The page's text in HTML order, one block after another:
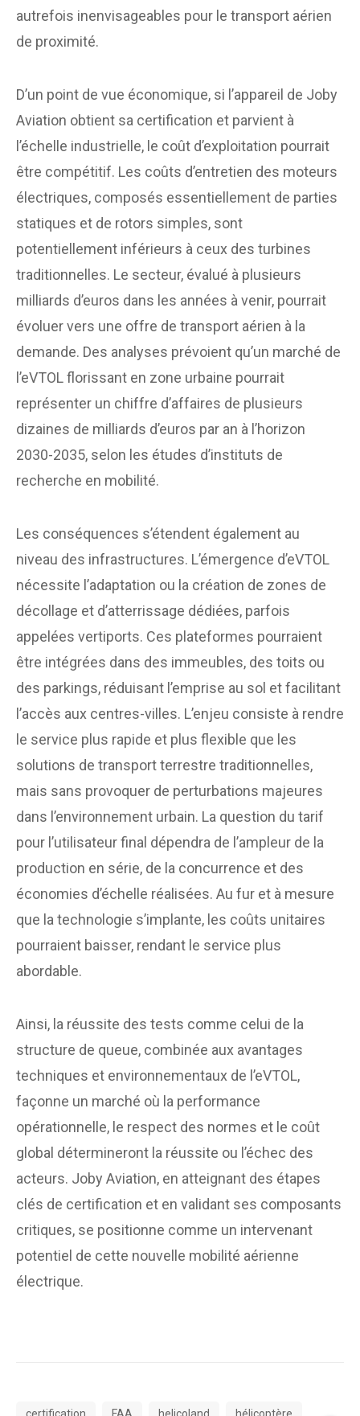
autrefois inenvisageables pour le transport aérien
de proximité.
D’un point de vue économique, si l’appareil de Joby
Aviation obtient sa certification et parvient à
l’échelle industrielle, le coût d’exploitation pourrait
être compétitif. Les coûts d’entretien des moteurs
électriques, composés essentiellement de parties
statiques et de rotors simples, sont
potentiellement inférieurs à ceux des turbines
traditionnelles. Le secteur, évalué à plusieurs
milliards d’euros dans les années à venir, pourrait
évoluer vers une offre de transport aérien à la
demande. Des analyses prévoient qu’un marché de
l’eVTOL florissant en zone urbaine pourrait
représenter un chiffre d’affaires de plusieurs
dizaines de milliards d’euros par an à l’horizon
2030-2035, selon les études d’instituts de
recherche en mobilité.
Les conséquences s’étendent également au
niveau des infrastructures. L’émergence d’eVTOL
nécessite l’adaptation ou la création de zones de
décollage et d’atterrissage dédiées, parfois
appelées vertiports. Ces plateformes pourraient
être intégrées dans des immeubles, des toits ou
des parkings, réduisant l’emprise au sol et facilitant
l’accès aux centres-villes. L’enjeu consiste à rendre
le service plus rapide et plus flexible que les
solutions de transport terrestre traditionnelles,
mais sans provoquer de perturbations majeures
dans l’environnement urbain. La question du tarif
pour l’utilisateur final dépendra de l’ampleur de la
production en série, de la concurrence et des
économies d’échelle réalisées. Au fur et à mesure
que la technologie s’implante, les coûts unitaires
pourraient baisser, rendant le service plus
abordable.
Ainsi, la réussite des tests comme celui de la
structure de queue, combinée aux avantages
techniques et environnementaux de l’eVTOL,
façonne un marché où la performance
opérationnelle, le respect des normes et le coût
global détermineront la réussite ou l’échec des
acteurs. Joby Aviation, en atteignant des étapes
clés de certification et en validant ses composants
critiques, se positionne comme un intervenant
potentiel de cette nouvelle mobilité aérienne
électrique.
certification FAA helicoland hélicoptère